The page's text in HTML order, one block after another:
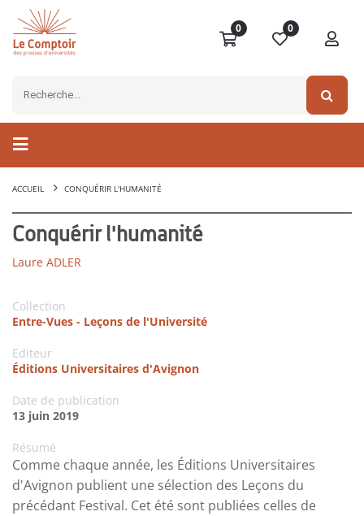
0 0
ACCUEIL CONQUÉRIR L'HUMANITÉ
Conquérir l'humanité
Laure ADLER
Collection
Entre-Vues - Leçons de l'Université
Editeur
Éditions Universitaires d'Avignon
Date de publication
13 juin 2019
Résumé
Comme chaque année, les Éditions Universitaires
d'Avignon publient une sélection des Leçons du
précédant Festival. Cet été sont publiées celles de